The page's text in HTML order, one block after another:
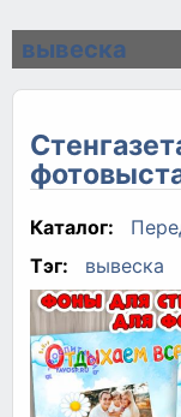
вывеска
Каталог:
Тэг:
вывеска